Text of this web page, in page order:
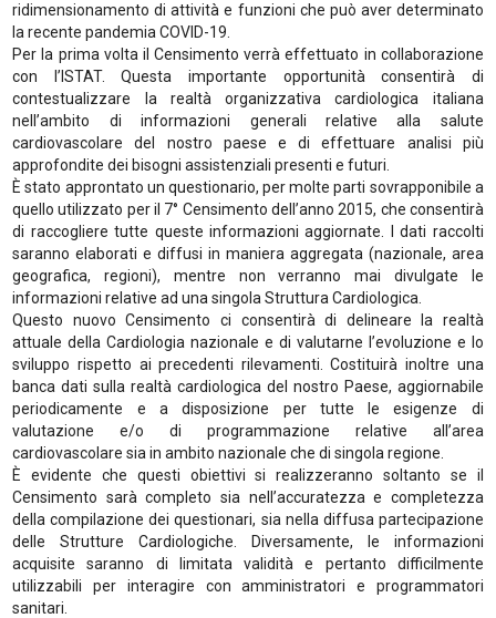
ridimensionamento di attività e funzioni che può aver determinato
la recente pandemia COVID-19.
Per la prima volta il Censimento verrà effettuato in collaborazione
con l’ISTAT. Questa importante opportunità consentirà di
contestualizzare la realtà organizzativa cardiologica italiana
nell’ambito di informazioni generali relative alla salute
cardiovascolare del nostro paese e di effettuare analisi più
approfondite dei bisogni assistenziali presenti e futuri.
È stato approntato un questionario, per molte parti sovrapponibile a
quello utilizzato per il 7° Censimento dell’anno 2015, che consentirà
di raccogliere tutte queste informazioni aggiornate. I dati raccolti
saranno elaborati e diffusi in maniera aggregata (nazionale, area
geografica, regioni), mentre non verranno mai divulgate le
informazioni relative ad una singola Struttura Cardiologica.
Questo nuovo Censimento ci consentirà di delineare la realtà
attuale della Cardiologia nazionale e di valutarne l’evoluzione e lo
sviluppo rispetto ai precedenti rilevamenti. Costituirà inoltre una
banca dati sulla realtà cardiologica del nostro Paese, aggiornabile
periodicamente e a disposizione per tutte le esigenze di
valutazione e/o di programmazione relative all’area
cardiovascolare sia in ambito nazionale che di singola regione.
È evidente che questi obiettivi si realizzeranno soltanto se il
Censimento sarà completo sia nell’accuratezza e completezza
della compilazione dei questionari, sia nella diffusa partecipazione
delle Strutture Cardiologiche. Diversamente, le informazioni
acquisite saranno di limitata validità e pertanto difficilmente
utilizzabili per interagire con amministratori e programmatori
sanitari.